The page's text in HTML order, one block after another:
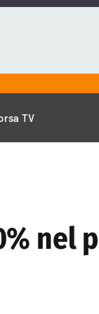
TV
nel